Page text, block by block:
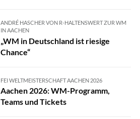
ANDRÉ HASCHER VON R-HALTENSWERT ZUR WM
IN AACHEN
„WM in Deutschland ist riesige
Chance“
FEI WELTMEISTERSCHAFT AACHEN 2026
Aachen 2026: WM-Programm,
Teams und Tickets